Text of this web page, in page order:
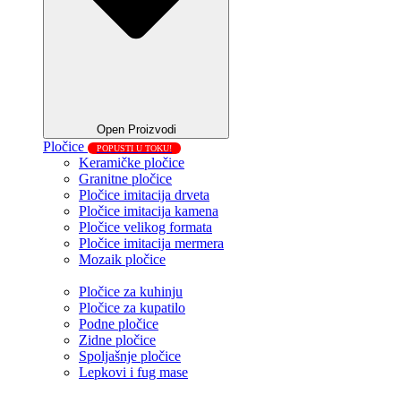
Open Proizvodi
Pločice POPUSTI U TOKU!
Keramičke pločice
Granitne pločice
Pločice imitacija drveta
Pločice imitacija kamena
Pločice velikog formata
Pločice imitacija mermera
Mozaik pločice
Pločice za kuhinju
Pločice za kupatilo
Podne pločice
Zidne pločice
Spoljašnje pločice
Lepkovi i fug mase